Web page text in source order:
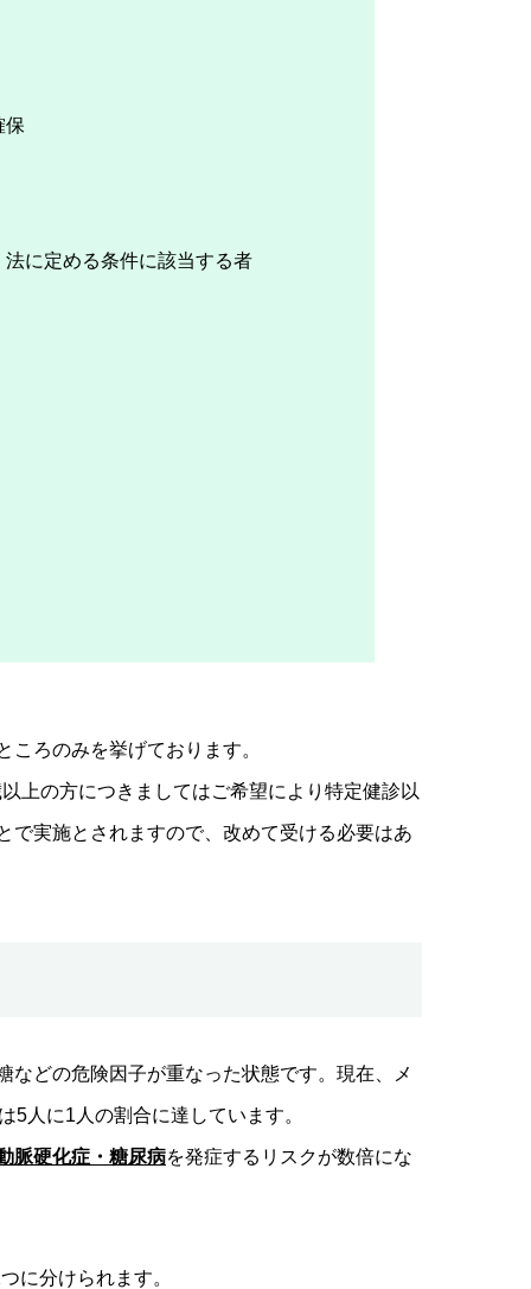
保
に定める条件に該当する者
ろのみを挙げております。
上の方につきましてはご希望により特定健診以
で実施とされますので、改めて受ける必要はあ
どの危険因子が重なった状態です。現在、メ
人に1人の割合に達しています。
脈硬化症・糖尿病を発症するリスクが数倍にな
に分けられます。